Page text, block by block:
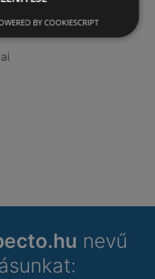
nevű
BY COOKIESCRIPT